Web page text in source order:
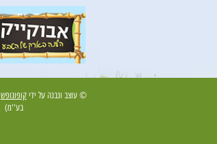
© עוצב ונבנה על ידיקופונופש
בע''מ)